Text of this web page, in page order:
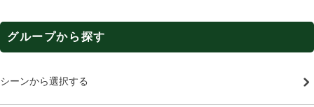
グループから探す
シーンから選択する